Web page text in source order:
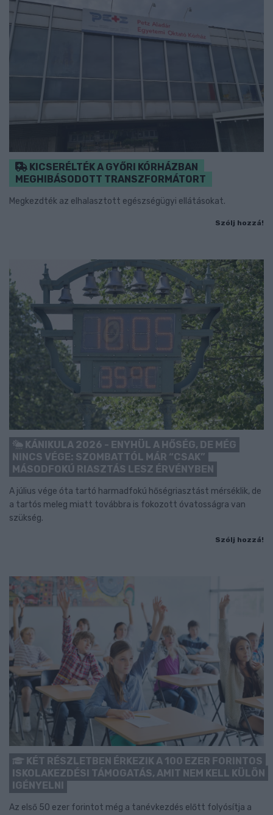
KICSERÉLTÉK A GYŐRI KÓRHÁZBAN
MEGHIBÁSODOTT TRANSZFORMÁTORT
Megkezdték az elhalasztott egészségügyi ellátásokat.
Szólj hozzá!
KÁNIKULA 2026 - ENYHÜL A HŐSÉG, DE MÉG
NINCS VÉGE: SZOMBATTÓL MÁR “CSAK”
MÁSODFOKÚ RIASZTÁS LESZ ÉRVÉNYBEN
A július vége óta tartó harmadfokú hőségriasztást mérséklik, de
a tartós meleg miatt továbbra is fokozott óvatosságra van
szükség.
Szólj hozzá!
KÉT RÉSZLETBEN ÉRKEZIK A 100 EZER FORINTOS
ISKOLAKEZDÉSI TÁMOGATÁS, AMIT NEM KELL KÜLÖN
IGÉNYELNI
Az első 50 ezer forintot még a tanévkezdés előtt folyósítja a